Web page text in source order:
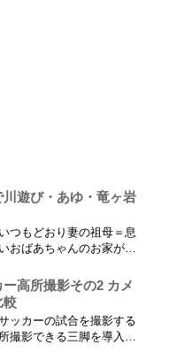
川遊び・あゆ・竜ヶ岩
つもどおり妻の祖母＝息
おばあちゃんのお家があ
んがご健在なのはとって
いことです。 5歳vs88
おばあちゃんとの対決！
3 神宮寺川で水遊
方に動画も付けてます
高所撮影その2 カメ
較
ッカーの試合を撮影する
撮影できる三脚を導入し